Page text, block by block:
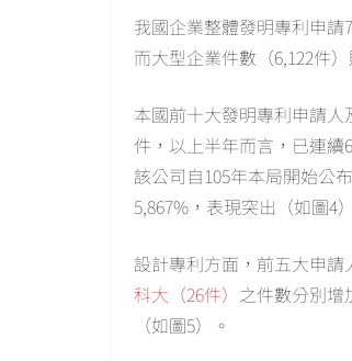
我國企業整體發明專利申請
而大型企業件數（6,122件
本國前十大發明專利申請
件，以上半年而言，已連
該公司自105年本局開始公
5,867%，表現突出（如圖4
設計專利方面，前五大申請
科大（26件） 之件數分別增
（如圖5）。